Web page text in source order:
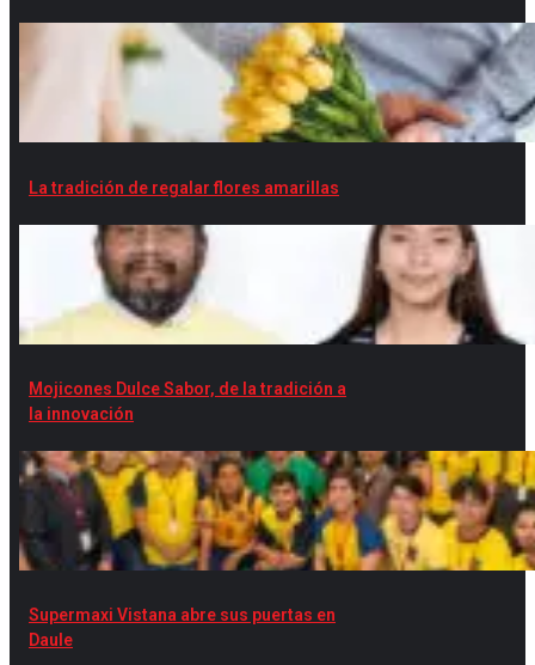
La tradición de regalar flores amarillas
Mojicones Dulce Sabor, de la tradición a
la innovación
Supermaxi Vistana abre sus puertas en
Daule